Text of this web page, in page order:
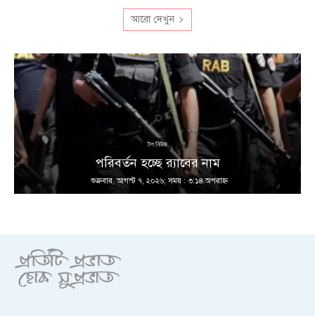
আরো দেখুন
টপ নিউজ
পরিবর্তন হচ্ছে র‌্যাবের নাম
শুক্রবার, আগস্ট ৭, ২০২৬; সময় : ৩:১৪ অপরাহ্ণ